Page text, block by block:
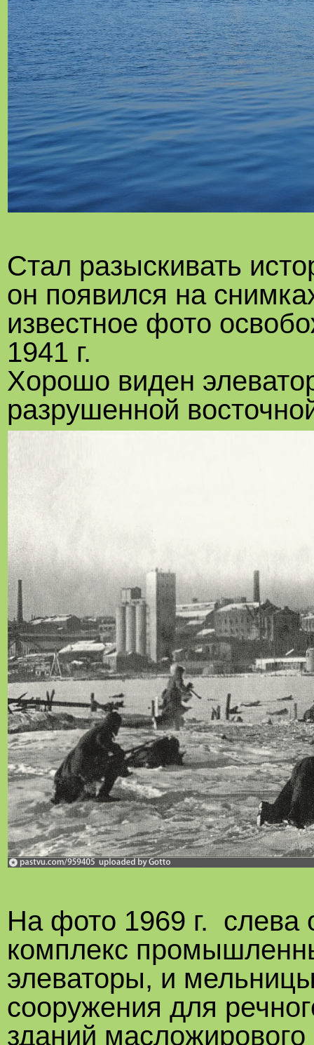
Стал разыскивать
он появился на
известное фото
1941 г.
Хорошо виден
разрушенной
На фото 1969 г. слева
комплекс
элеваторы, и
сооружения для
зданий